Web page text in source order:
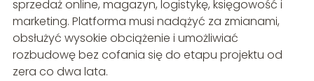
sprzedaż online, magazyn, logistykę, księgowość i
marketing. Platforma musi nadążyć za zmianami,
obsłużyć wysokie obciążenie i umożliwiać
rozbudowę bez cofania się do etapu projektu od
zera co dwa lata.